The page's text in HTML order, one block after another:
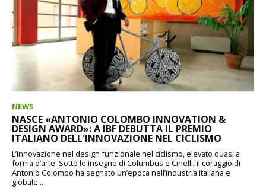
NEWS
NASCE «ANTONIO COLOMBO INNOVATION &
DESIGN AWARD»: A IBF DEBUTTA IL PREMIO
ITALIANO DELL'INNOVAZIONE NEL CICLISMO
L’innovazione nel design funzionale nel ciclismo, elevato quasi a
forma d’arte. Sotto le insegne di Columbus e Cinelli, il coraggio di
Antonio Colombo ha segnato un’epoca nell’industria italiana e
globale...